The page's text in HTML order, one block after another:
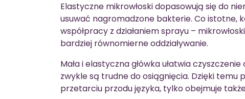
Elastyczne mikrowłoski dopasowują się do
usuwać nagromadzone bakterie. Co
współpracy z działaniem sprayu –
bardziej równomierne oddziaływanie.
Mała i elastyczna główka ułatwia
zwykle są trudne do osiągnięcia. Dzięki temu
przetarciu przodu języka, tylko obejmuje